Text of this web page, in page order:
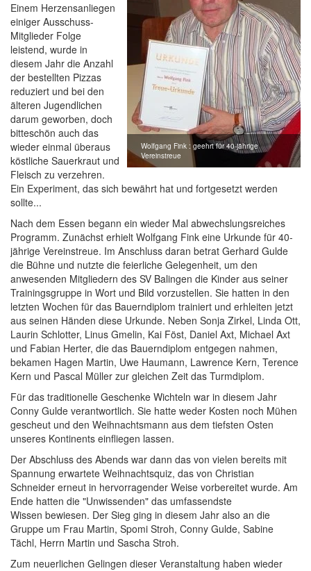
Wolfgang Fink : geehrt für 40-jährige
Vereinstreue
Einem Herzensanliegen
einiger Ausschuss-
Mitglieder Folge
leistend, wurde in
diesem Jahr die Anzahl
der bestellten Pizzas
reduziert und bei den
älteren Jugendlichen
darum geworben, doch
bitteschön auch das
wieder einmal überaus
köstliche Sauerkraut und
Fleisch zu verzehren.
Ein Experiment, das sich bewährt hat und fortgesetzt werden
sollte...
Nach dem Essen begann ein wieder Mal abwechslungsreiches
Programm. Zunächst erhielt Wolfgang Fink eine Urkunde für 40-
jährige Vereinstreue. Im Anschluss daran betrat Gerhard Gulde
die Bühne und nutzte die feierliche Gelegenheit, um den
anwesenden Mitgliedern des SV Balingen die Kinder aus seiner
Trainingsgruppe in Wort und Bild vorzustellen. Sie hatten in den
letzten Wochen für das Bauerndiplom trainiert und erhleiten jetzt
aus seinen Händen diese Urkunde. Neben Sonja Zirkel, Linda Ott,
Laurin Schlotter, Linus Gmelin, Kai Föst, Daniel Axt, Michael Axt
und Fabian Herter, die das Bauerndiplom entgegen nahmen,
bekamen Hagen Martin, Uwe Haumann, Lawrence Kern, Terence
Kern und Pascal Müller zur gleichen Zeit das Turmdiplom.
Für das traditionelle Geschenke Wichteln war in diesem Jahr
Conny Gulde verantwortlich. Sie hatte weder Kosten noch Mühen
gescheut und den Weihnachtsmann aus dem tiefsten Osten
unseres Kontinents einfliegen lassen.
Der Abschluss des Abends war dann das von vielen bereits mit
Spannung erwartete Weihnachtsquiz, das von Christian
Schneider erneut in hervorragender Weise vorbereitet wurde. Am
Ende hatten die "Unwissenden" das umfassendste
Wissen bewiesen. Der Sieg ging in diesem Jahr also an die
Gruppe um Frau Martin, Spomi Stroh, Conny Gulde, Sabine
Tächl, Herrn Martin und Sascha Stroh.
Zum neuerlichen Gelingen dieser Veranstaltung haben wieder